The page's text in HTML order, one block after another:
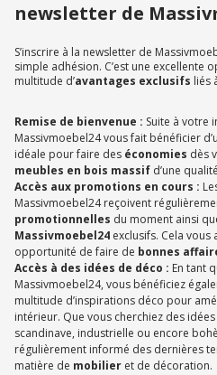
newsletter de
S’inscrire à la newsletter de
simple adhésion. C’est une excellente
multitude d’avantages exclusifs liés
Remise de bienvenue : Suite à votre
Massivmoebel24 vous fait bénéficier
idéale pour faire des économies dès
meubles en bois massif d’une
Accès aux promotions en cours :
Massivmoebel24 reçoivent
promotionnelles du moment ainsi
Massivmoebel24 exclusifs. Cela
opportunité de faire de bonnes
Accès à des idées de déco : En tant
Massivmoebel24, vous bénéficiez
multitude d’inspirations déco pour
intérieur. Que vous cherchiez des
scandinave, industrielle ou encore
régulièrement informé des dernières
matière de mobilier et de décoration.